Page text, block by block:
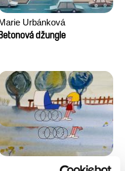
Urbánková
Betonová džungle